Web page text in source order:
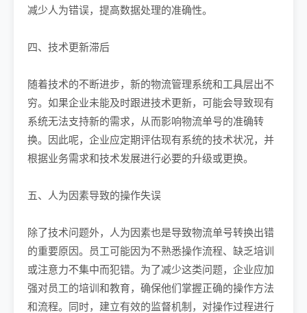
减少人为错误，提高数据处理的准确性。
四、技术更新滞后
随着技术的不断进步，新的物流管理系统和工具层出不
穷。如果企业未能及时跟进技术更新，可能会导致现有
系统无法支持新的需求，从而影响物流单号的准确转
换。因此呢，企业应定期评估现有系统的技术状况，并
根据业务需求和技术发展进行必要的升级或更换。
五、人为因素导致的操作失误
除了技术问题外，人为因素也是导致物流单号转换出错
的重要原因。员工可能因为不熟悉操作流程、缺乏培训
或注意力不集中而犯错。为了减少这类问题，企业应加
强对员工的培训和教育，确保他们掌握正确的操作方法
和流程。同时，建立有效的监督机制，对操作过程进行